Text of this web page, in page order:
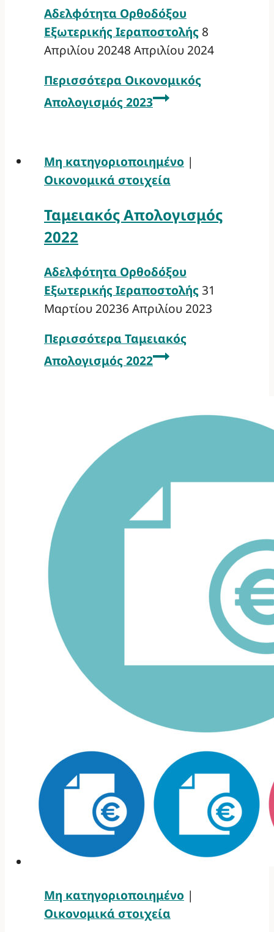
Αδελφότητα Ορθοδόξου
Εξωτερικής Ιεραποστολής 8
Απριλίου 20248 Απριλίου 2024
Περισσότερα Οικονομικός
Απολογισμός 2023
Μη κατηγοριοποιημένο |
Οικονομικά στοιχεία
Ταμειακός Απολογισμός
2022
Αδελφότητα Ορθοδόξου
Εξωτερικής Ιεραποστολής 31
Μαρτίου 20236 Απριλίου 2023
Περισσότερα Ταμειακός
Απολογισμός 2022
Μη κατηγοριοποιημένο |
Οικονομικά στοιχεία